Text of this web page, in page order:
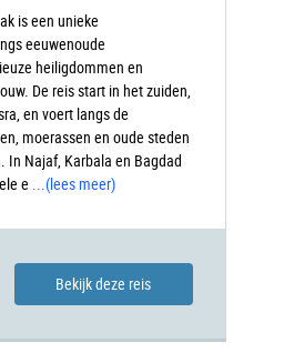
is een unieke
eeuwenoude
heiligdommen en
De reis start in het zuiden,
en voert langs de
moerassen en oude steden
In Najaf, Karbala en Bagdad
e ...(lees meer)
Bekijk deze reis